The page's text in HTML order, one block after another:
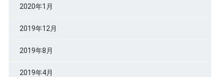
2020年1月
2019年12月
2019年8月
2019年4月